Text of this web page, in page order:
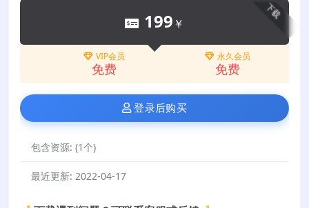
下载
199 ￥
VIP会员
免费
永久会员
免费
登录后购买
包含资源: (1个)
最近更新: 2022-04-17